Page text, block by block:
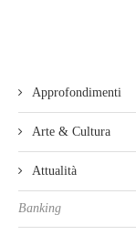
Approfondimenti
Arte & Cultura
Attualità
Banking